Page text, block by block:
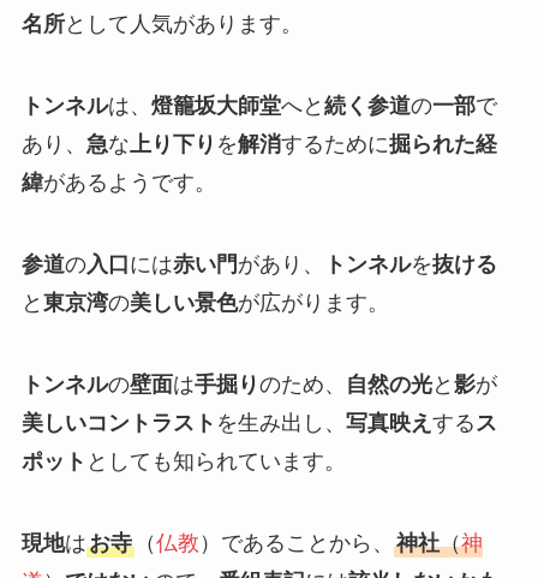
名所として人気があります。
トンネルは、 燈籠坂大師堂へと 続く参道の一部で
あり、 急な上り下り を解消するために掘られた経
緯があるようです。
参道の入口 には赤い門 があり、 トンネルを抜ける
と 東京湾の美しい景色が広がります。
トンネルの壁面は手掘りのため、 自然の光と 影が
美しいコントラスト を生み出し、 写真映え する ス
ポット としても知られています。
現地はお寺（仏教 ）であることから、 神社（神